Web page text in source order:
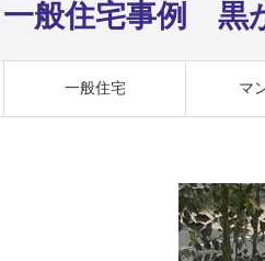
一般住宅事例 黒
一般住宅 マ